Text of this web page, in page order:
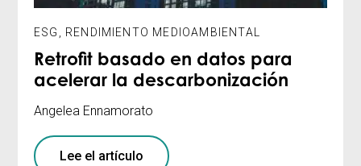
ESG RENDIMIENTO MEDIOAMBIENTAL
Retrofit basado en datos para
acelerar la descarbonización
Angelea Ennamorato
Lee el artículo